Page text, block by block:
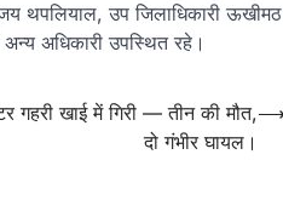
थपलियाल, उप जिलाधिकारी ऊखीमठ
अधिकारी उपस्थित रहे।
गहरी खाई में गिरी — तीन की मौत,
दो गंभीर घायल।